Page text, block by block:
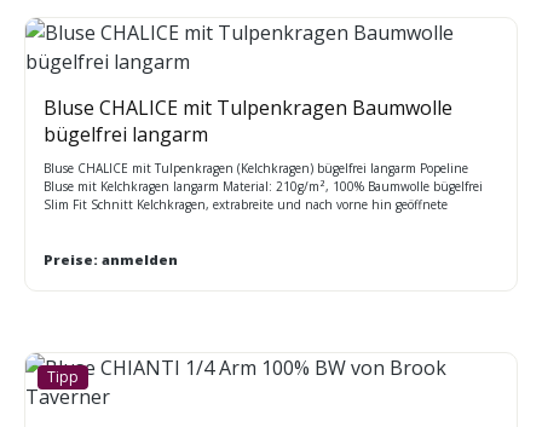
Bluse CHALICE mit Tulpenkragen Baumwolle
bügelfrei langarm
Bluse CHALICE mit Tulpenkragen (Kelchkragen) bügelfrei langarm Popeline
Bluse mit Kelchkragen langarm Material: 210g/m², 100% Baumwolle bügelfrei
Slim Fit Schnitt Kelchkragen, extrabreite und nach vorne hin geöffnete
Preise: anmelden
Tipp